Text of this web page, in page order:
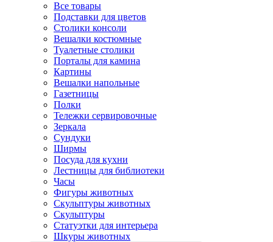
Все товары
Подставки для цветов
Столики консоли
Вешалки костюмные
Туалетные столики
Порталы для камина
Картины
Вешалки напольные
Газетницы
Полки
Тележки сервировочные
Зеркала
Сундуки
Ширмы
Посуда для кухни
Лестницы для библиотеки
Часы
Фигуры животных
Скульптуры животных
Скульптуры
Статуэтки для интерьера
Шкуры животных